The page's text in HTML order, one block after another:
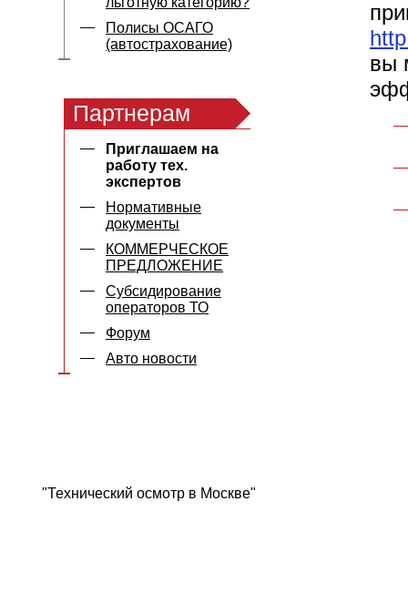
Полисы ОСАГО
(автострахование)
Партнерам
Приглашаем на
работу тех.
экспертов
Нормативные
документы
КОММЕРЧЕСКОЕ
ПРЕДЛОЖЕНИЕ
Субсидирование
операторов ТО
Форум
Авто новости
вы
"Технический осмотр в Москве"